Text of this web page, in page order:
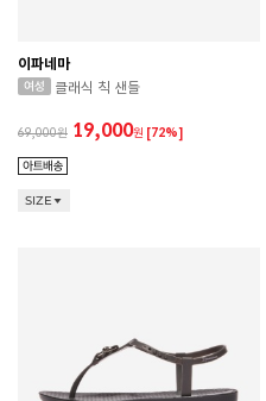
이파네마
클래식 칙 샌들
69,000 19,000원 [72%]
SIZE